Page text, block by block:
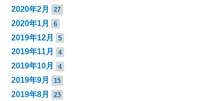
2020年2月 27
2020年1月 6
2019年12月 5
2019年11月 4
2019年10月 4
2019年9月 15
2019年8月 23